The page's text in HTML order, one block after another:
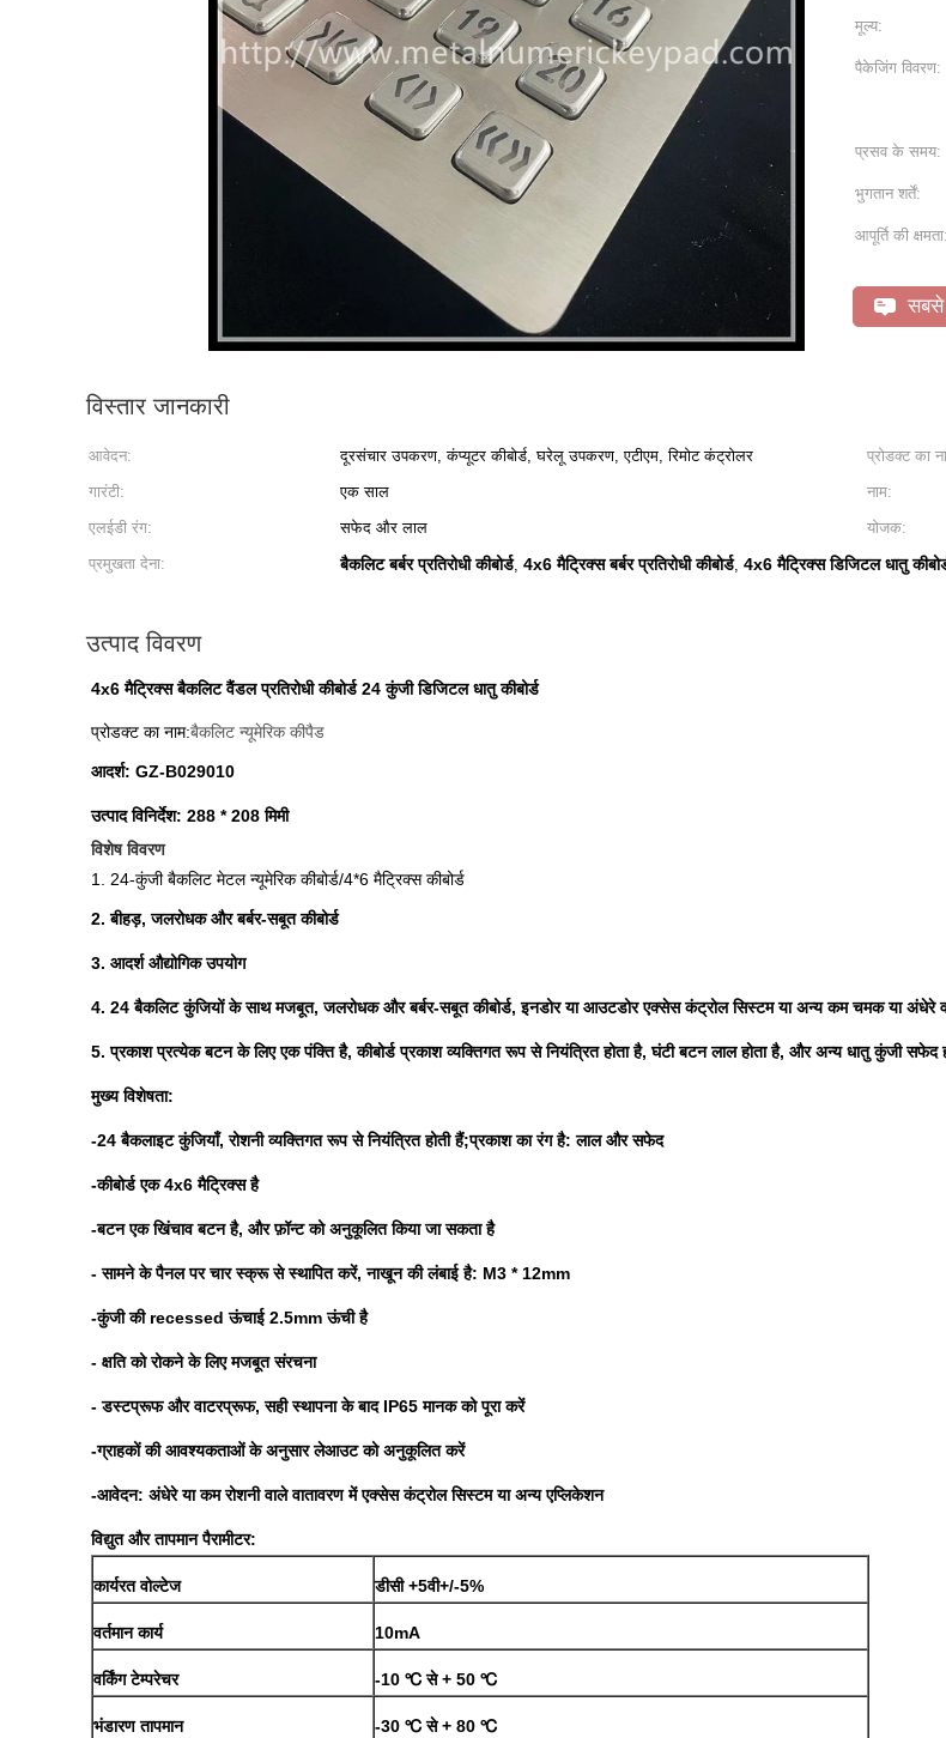
मूल्य:
पैकेजिंग विवरण:
प्रसव के समय:
भुगतान शर्तें:
आपूर्ति की क्षमता:
सबसे
विस्तार जानकारी
आवेदन: दूरसंचार उपकरण, कंप्यूटर कीबोर्ड, घरेलू उपकरण, एटीएम, रिमोट कंट्रोलर प्रोडक्ट का
गारंटी:
एक साल नाम:
एलईडी रंग:
सफेद और लाल योजक:
प्रमुखता देना:
बैकलिट बर्बर प्रतिरोधी कीबोर्ड, 4x6 मैट्रिक्स बर्बर प्रतिरोधी कीबोर्ड, 4x6 मैट्रिक्स डिजिटल धातु
उत्पाद विवरण
4x6 मैट्रिक्स बैकलिट वैंडल प्रतिरोधी कीबोर्ड 24 कुंजी डिजिटल धातु कीबोर्ड
प्रोडक्ट का नाम:बैकलिट न्यूमेरिक कीपैड
आदर्श: GZ-B029010
उत्पाद विनिर्देश: 288 * 208 मिमी
विशेष विवरण
1. 24-कुंजी बैकलिट मेटल न्यूमेरिक कीबोर्ड/4*6 मैट्रिक्स कीबोर्ड
2. बीहड़, जलरोधक और बर्बर-सबूत कीबोर्ड
3. आदर्श औद्योगिक उपयोग
4. 24 बैकलिट कुंजियों के साथ मजबूत, जलरोधक और बर्बर-सबूत कीबोर्ड, इनडोर या आउटडोर एक्सेस कंट्रोल सिस्टम या अन्य कम चमक या अंधेरे
5. प्रकाश प्रत्येक बटन के लिए एक पंक्ति है, कीबोर्ड प्रकाश व्यक्तिगत रूप से नियंत्रित होता है, घंटी बटन लाल होता है, और अन्य धातु कुंजी सफेद
मुख्य विशेषता:
-24 बैकलाइट कुंजियाँ, रोशनी व्यक्तिगत रूप से नियंत्रित होती हैं;प्रकाश का रंग है: लाल और सफेद
-कीबोर्ड एक 4x6 मैट्रिक्स है
-बटन एक खिंचाव बटन है, और फ़ॉन्ट को अनुकूलित किया जा सकता है
- सामने के पैनल पर चार स्क्रू से स्थापित करें, नाखून की लंबाई है: M3 * 12mm
-कुंजी की recessed ऊंचाई 2.5mm ऊंची है
- क्षति को रोकने के लिए मजबूत संरचना
- डस्टप्रूफ और वाटरप्रूफ, सही स्थापना के बाद IP65 मानक को पूरा करें
-ग्राहकों की आवश्यकताओं के अनुसार लेआउट को अनुकूलित करें
-आवेदन: अंधेरे या कम रोशनी वाले वातावरण में एक्सेस कंट्रोल सिस्टम या अन्य एप्लिकेशन
विद्युत और तापमान पैरामीटर:
कार्यरत वोल्टेज डीसी +5वी+/-5%
वर्तमान कार्य 10mA
वर्किंग टेम्परेचर -10 ℃ से + 50 ℃
भंडारण तापमान -30 ℃ से + 80 ℃